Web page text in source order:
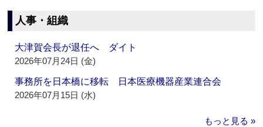
人事・組織
大津賀会長が退任へ ダイト
2026年07月24日 (金)
事務所を日本橋に移転 日本医療機器産業連合会
2026年07月15日 (水)
もっと見る »